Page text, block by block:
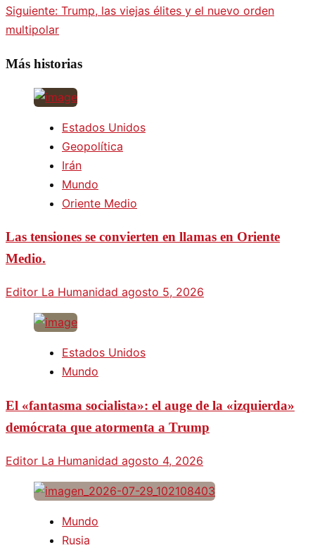
Siguiente: Trump, las viejas élites y el nuevo orden
multipolar
Más historias
Estados Unidos
Geopolítica
Irán
Mundo
Oriente Medio
Las tensiones se convierten en llamas en Oriente
Medio.
Editor La Humanidad agosto 5, 2026
Estados Unidos
Mundo
El «fantasma socialista»: el auge de la «izquierda»
demócrata que atormenta a Trump
Editor La Humanidad agosto 4, 2026
Mundo
Rusia